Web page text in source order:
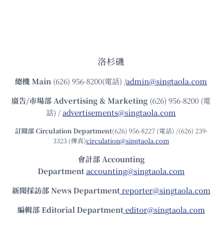
洛杉磯
總機Main (626) 956-8200(電話) /admin@singtaola.com
廣告/市場部Advertising & Marketing (626) 956-8200 (電
話) /advertisements@singtaola.com
訂閱部 Circulation Department(626) 956-8227 (電話) /(626) 239-
3323 (傳真)circulation@singtaola.com
會計部 Accounting
Department accounting@singtaola.com
新聞採訪部 News Department reporter@singtaola.com
編輯部 Editorial Department editor@singtaola.com